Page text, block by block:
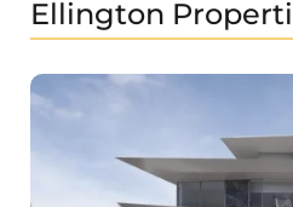
Ellington